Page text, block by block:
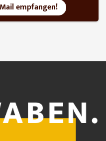
empfangen!